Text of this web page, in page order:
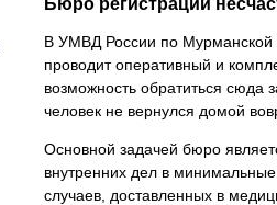
Бюро регистрации
В УМВД России по Мурманской
проводит оперативный и
возможность обратиться
человек не вернулся домой
Основной задачей бюро
внутренних дел в
случаев, доставленных в